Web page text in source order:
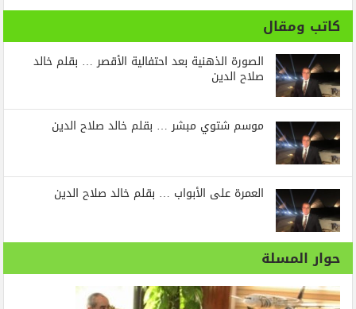
كاتب ومقال
الصورة الذهنية بعد احتفالية الأقصر … بقلم خالد
صلاح الدين
موسم شتوي مبشر … بقلم خالد صلاح الدين
العمرة على الأبواب … بقلم خالد صلاح الدين
حوار المسلة